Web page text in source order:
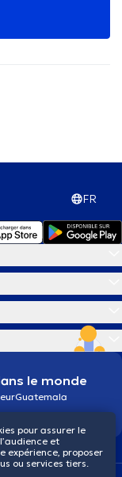
FR
le monde
Guatemala
pour assurer le
et
expérience, proposer
ou services tiers.